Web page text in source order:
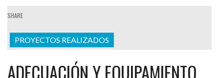
SHARE
PROYECTOS REALIZADOS
ADECUACIÓN Y EQUIPAMIENTO